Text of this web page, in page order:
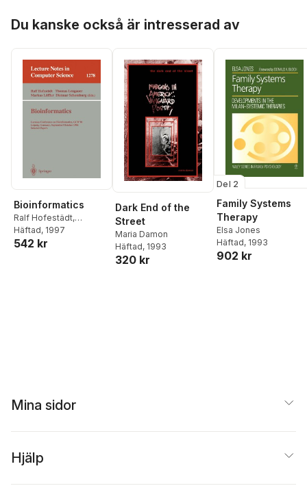
Du kanske också är intresserad av
Bioinformatics
Ralf Hofestädt,
Thomas Lengauer
Markus Löffler
Häftad, 1997
542 kr
Dark End of the
Street
Maria Damon
Häftad, 1993
320 kr
Del 2
Family Systems
Therapy
Elsa Jones
Häftad, 1993
902 kr
Mina sidor
Hjälp